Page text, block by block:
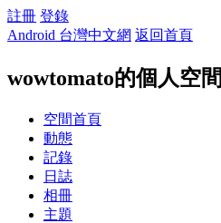
註冊 登錄
Android 台灣中文網 返回首頁
wowtomato的個人空間
空間首頁
動態
記錄
日誌
相冊
主題